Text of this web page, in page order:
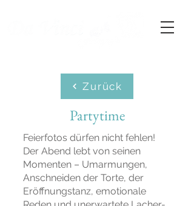
Zurück
Partytime
Feierfotos dürfen nicht fehlen!
Der Abend lebt von seinen
Momenten – Umarmungen,
Anschneiden der Torte, der
Eröffnungstanz, emotionale